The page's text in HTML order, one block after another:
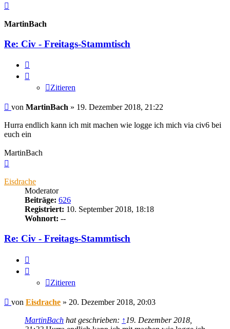
MartinBach
Re: Civ - Freitags-Stammtisch
Zitieren
Beitrag
von MartinBach » 19. Dezember 2018, 21:22
Hurra endlich kann ich mit machen wie logge ich mich via civ6 bei
euch ein
MartinBach
Eisdrache
Moderator
Beiträge: 626
Registriert: 10. September 2018, 18:18
Wohnort: --
Re: Civ - Freitags-Stammtisch
Zitieren
Beitrag
von Eisdrache » 20. Dezember 2018, 20:03
MartinBach hat geschrieben: ↑ 19. Dezember 2018,